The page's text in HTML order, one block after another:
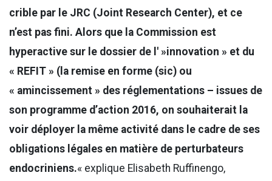
crible par le JRC (Joint Research Center), et ce
n’est pas fini. Alors que la Commission est
hyperactive sur le dossier de l' »innovation » et du
« REFIT » (la remise en forme (sic) ou
« amincissement » des réglementations – issues de
son programme d’action 2016, on souhaiterait la
voir déployer la même activité dans le cadre de ses
obligations légales en matière de perturbateurs
endocriniens.« explique Elisabeth Ruffinengo,